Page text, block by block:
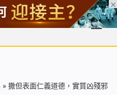
基督徒見證 信仰解答 聖經
» 撒但表面仁義道德，實質凶殘邪